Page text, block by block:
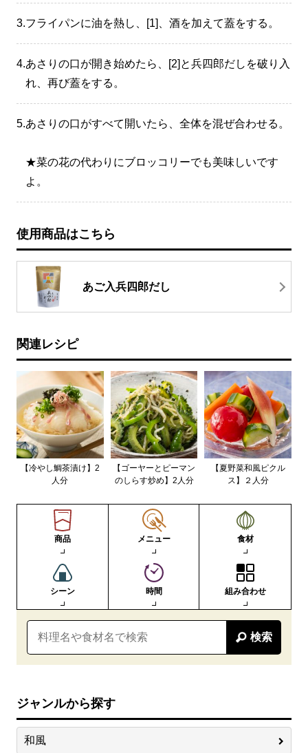
3.フライパンに油を熱し、[1]、酒を加えて蓋をする。
4.あさりの口が開き始めたら、[2]と兵四郎だしを破り入
れ、再び蓋をする。
5.あさりの口がすべて開いたら、全体を混ぜ合わせる。
★菜の花の代わりにブロッコリーでも美味しいです
よ。
使用商品はこちら
あご入兵四郎だし
関連レシピ
【冷やし鯛茶漬け】2
人分
【ゴーヤーとピーマン
のしらす炒め】2人分
【夏野菜和風ピクル
ス】２人分
商品 メニュー 食材
シーン 時間 組み合わせ
検索
ジャンルから探す
和風